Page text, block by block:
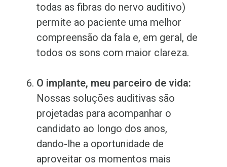
todas as fibras do nervo auditivo)
permite ao paciente uma melhor
compreensão da fala e, em geral, de
todos os sons com maior clareza.
O implante, meu parceiro de vida:
Nossas soluções auditivas são
projetadas para acompanhar o
candidato ao longo dos anos,
dando-lhe a oportunidade de
aproveitar os momentos mais